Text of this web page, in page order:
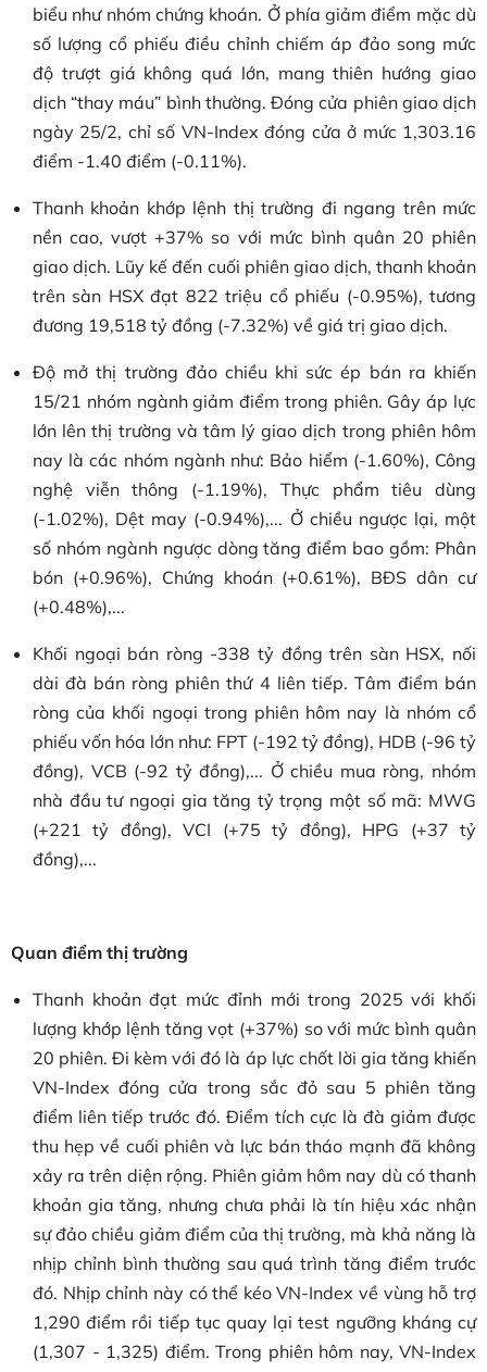
biểu như nhóm chứng khoán. Ở phía giảm điểm mặc dù
số lượng cổ phiếu điều chỉnh chiếm áp đảo song mức
độ trượt giá không quá lớn, mang thiên hướng giao
dịch “thay máu” bình thường. Đóng cửa phiên giao dịch
ngày 25/2, chỉ số VN-Index đóng cửa ở mức 1,303.16
điểm -1.40 điểm (-0.11%).
Thanh khoản khớp lệnh thị trường đi ngang trên mức
nền cao, vượt +37% so với mức bình quân 20 phiên
giao dịch. Lũy kế đến cuối phiên giao dịch, thanh khoản
trên sàn HSX đạt 822 triệu cổ phiếu (-0.95%), tương
đương 19,518 tỷ đồng (-7.32%) về giá trị giao dịch.
Độ mở thị trường đảo chiều khi sức ép bán ra khiến
15/21 nhóm ngành giảm điểm trong phiên. Gây áp lực
lớn lên thị trường và tâm lý giao dịch trong phiên hôm
nay là các nhóm ngành như: Bảo hiểm (-1.60%), Công
nghệ viễn thông (-1.19%), Thực phẩm tiêu dùng
(-1.02%), Dệt may (-0.94%),... Ở chiều ngược lại, một
số nhóm ngành ngược dòng tăng điểm bao gồm: Phân
bón (+0.96%), Chứng khoán (+0.61%), BĐS dân cư
(+0.48%),...
Khối ngoại bán ròng -338 tỷ đồng trên sàn HSX, nối
dài đà bán ròng phiên thứ 4 liên tiếp. Tâm điểm bán
ròng của khối ngoại trong phiên hôm nay là nhóm cổ
phiếu vốn hóa lớn như: FPT (-192 tỷ đồng), HDB (-96 tỷ
đồng), VCB (-92 tỷ đồng),... Ở chiều mua ròng, nhóm
nhà đầu tư ngoại gia tăng tỷ trọng một số mã: MWG
(+221 tỷ đồng), VCI (+75 tỷ đồng), HPG (+37 tỷ
đồng),...
Quan điểm thị trường
Thanh khoản đạt mức đỉnh mới trong 2025 với khối
lượng khớp lệnh tăng vọt (+37%) so với mức bình quân
20 phiên. Đi kèm với đó là áp lực chốt lời gia tăng khiến
VN-Index đóng cửa trong sắc đỏ sau 5 phiên tăng
điểm liên tiếp trước đó. Điểm tích cực là đà giảm được
thu hẹp về cuối phiên và lực bán tháo mạnh đã không
xảy ra trên diện rộng. Phiên giảm hôm nay dù có thanh
khoản gia tăng, nhưng chưa phải là tín hiệu xác nhận
sự đảo chiều giảm điểm của thị trường, mà khả năng là
nhịp chỉnh bình thường sau quá trình tăng điểm trước
đó. Nhịp chỉnh này có thể kéo VN-Index về vùng hỗ trợ
1,290 điểm rồi tiếp tục quay lại test ngưỡng kháng cự
(1,307 - 1,325) điểm. Trong phiên hôm nay, VN-Index